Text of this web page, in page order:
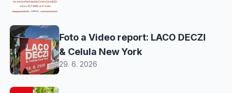
Foto a Video report: LACO DECZI
& Celula New York
29. 6. 2026